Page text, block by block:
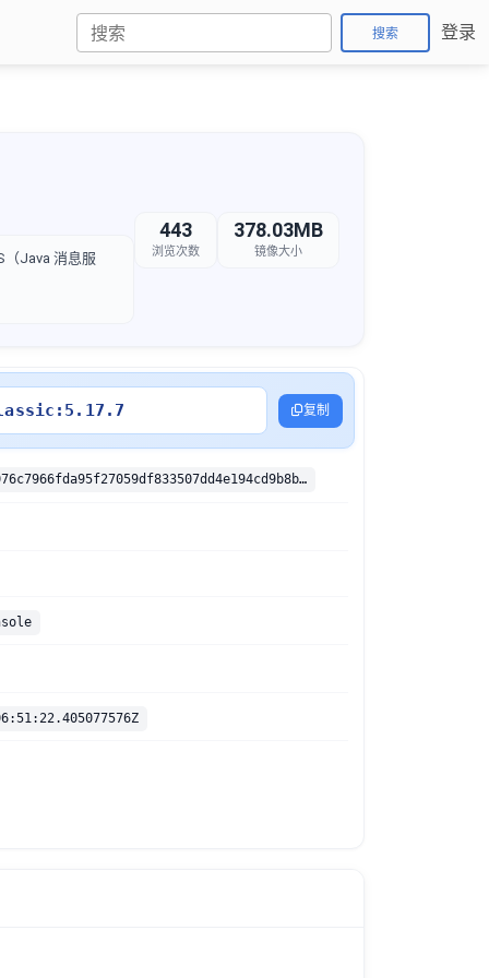
搜索 登录
（Java 消息服
443
浏览次数
378.03MB
镜像大小
复制
sha256:b7d5076c7966fda95f27059df833507dd4e194cd9b8bb73fceb1557acdbfc510